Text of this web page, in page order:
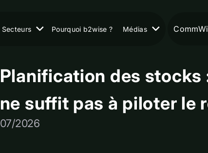
Secteurs Pourquoi b2wise ? Médias
Planification des stocks
ne suffit pas à piloter le
07/2026